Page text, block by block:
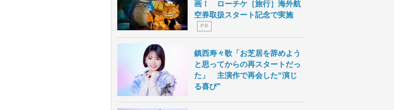
画！ ローチケ［旅行］海外航
空券取扱スタート記念で実施
P R
鎮西寿々歌「お芝居を辞めよう
と思ってからの再スタートだっ
た」 主演作で再会した“演じ
る喜び”